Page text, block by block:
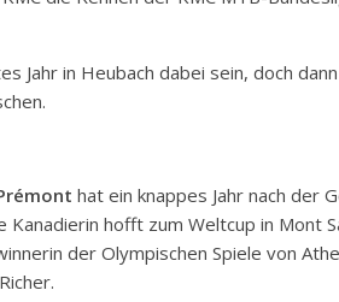
Jahr in Heubach dabei sein, doch
hat ein knappes Jahr nach der
hofft zum Weltcup in Mont
der Olympischen Spiele von